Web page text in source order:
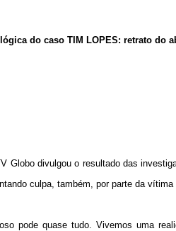
do caso TIM LOPES: retrato do
Globo divulgou o resultado das
culpa, também, por parte da
pode quase tudo. Vivemos uma